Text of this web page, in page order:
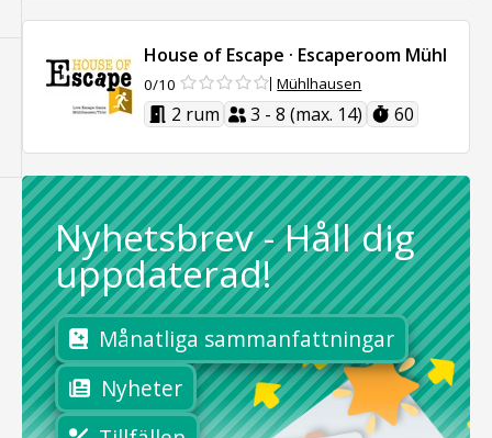
House of Escape · Escaperoom
0/10 Mühlhausen
2 rum 3 - 8 (max. 14) 60
Nyhetsbrev -Håll dig
uppdaterad!
Månatliga sammanfattningar
Nyheter